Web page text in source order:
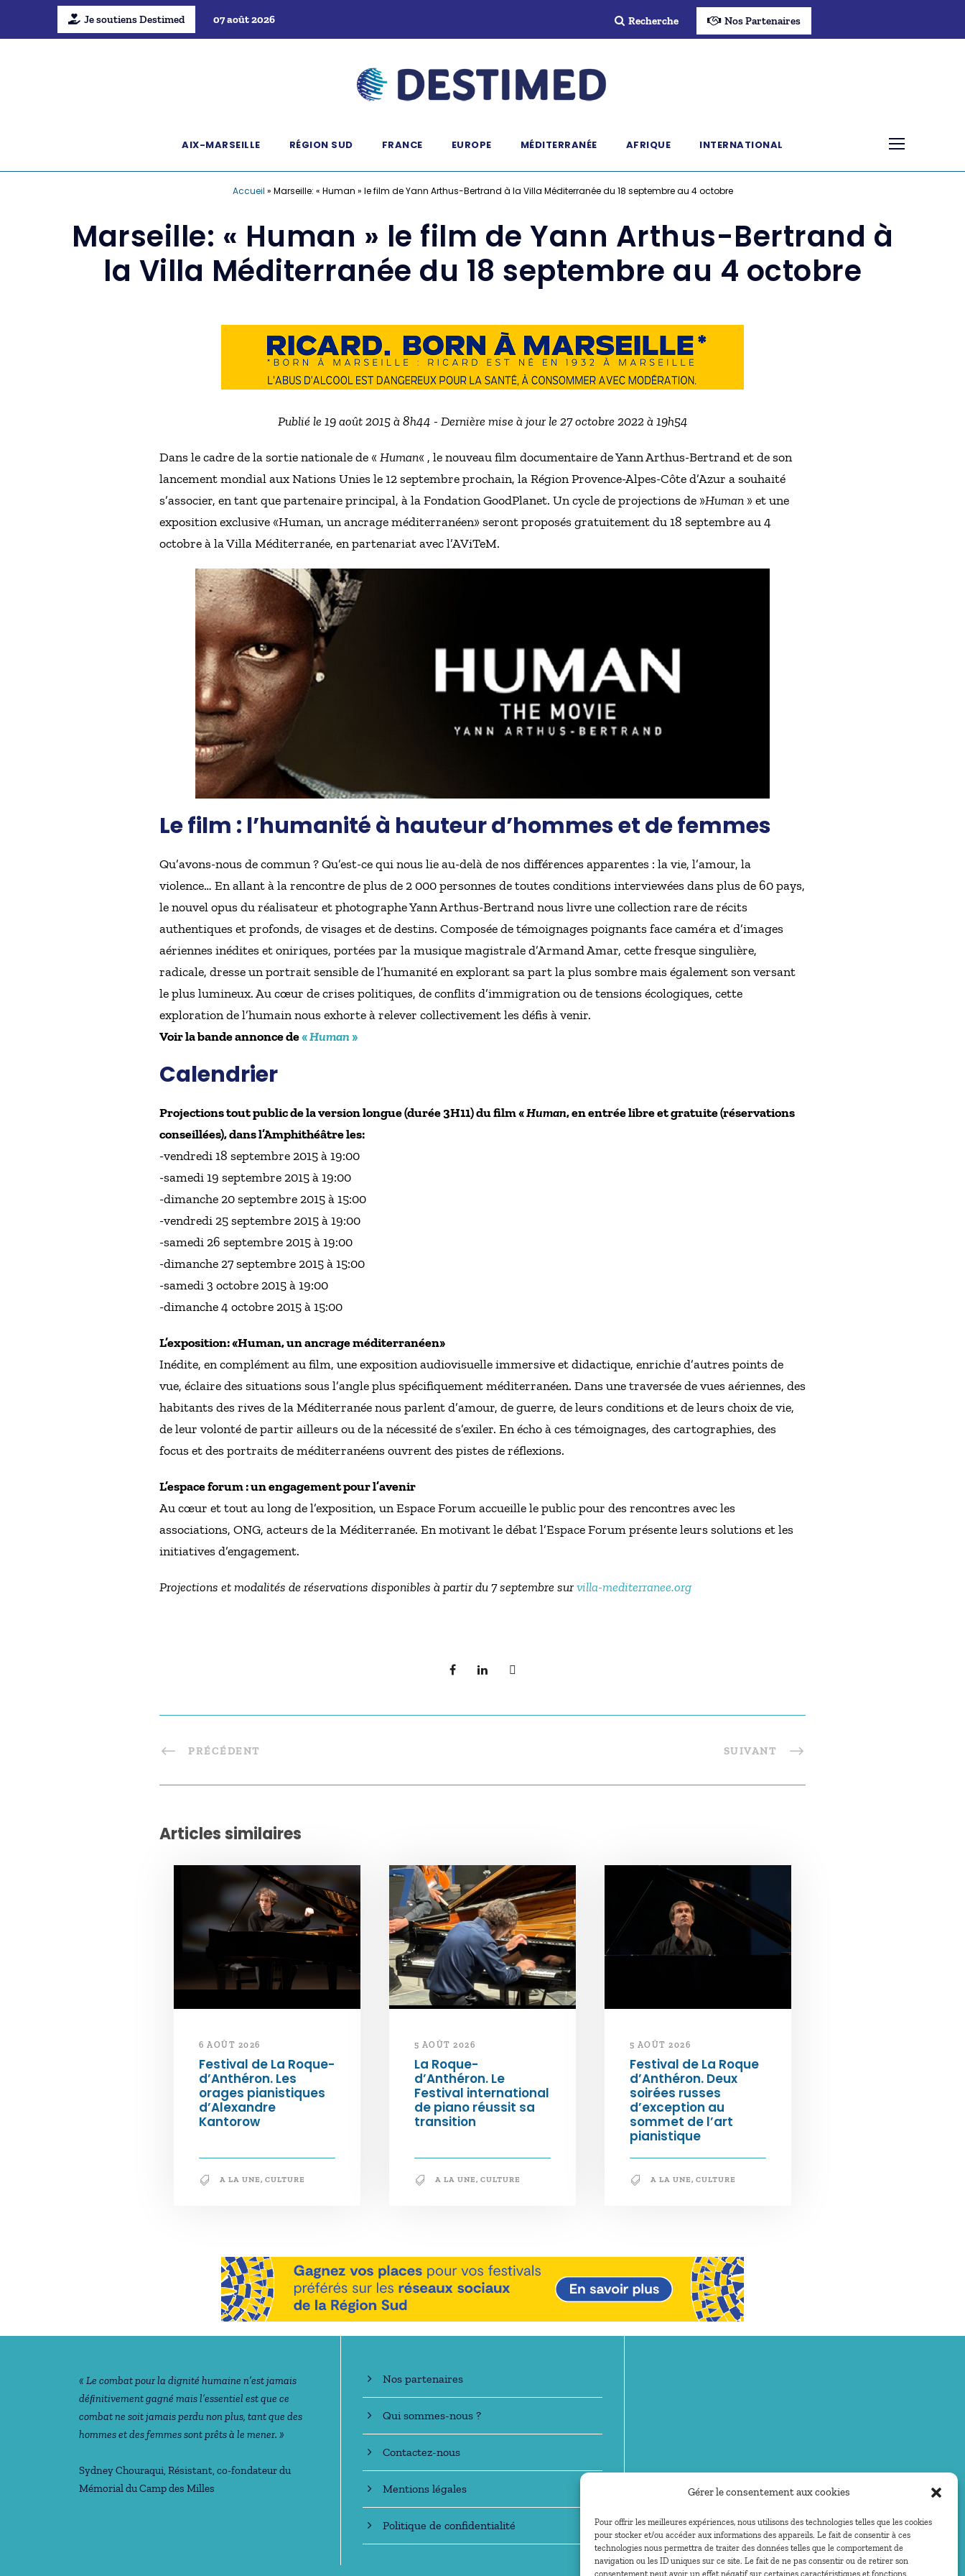
Gérer le consentement aux cookies
Pour offrir les meilleures expériences, nous utilisons des technologies telles que les cookies
pour stocker et/ou accéder aux informations des appareils. Le fait de consentir à ces
technologies nous permettra de traiter des données telles que le comportement de
navigation ou les ID uniques sur ce site. Le fait de ne pas consentir ou de retirer son
consentement peut avoir un effet négatif sur certaines caractéristiques et fonctions.
Je soutiens Destimed 07 août 2026 Recherche Nos Partenaires
AIX-MARSEILLE RÉGION SUD FRANCE EUROPE MÉDITERRANÉE AFRIQUE INTERNATIONAL
Accueil » Marseille: « Human » le film de Yann Arthus-Bertrand à la Villa Méditerranée du 18 septembre au 4 octobre
Marseille: « Human » le film de Yann Arthus-Bertrand à
la Villa Méditerranée du 18 septembre au 4 octobre
Publié le 19 août 2015 à 8h44 - Dernière mise à jour le 27 octobre 2022 à 19h54
Dans le cadre de la sortie nationale de « Human« , le nouveau film documentaire de Yann Arthus-Bertrand et de son
lancement mondial aux Nations Unies le 12 septembre prochain, la Région Provence-Alpes-Côte d’Azur a souhaité
s’associer, en tant que partenaire principal, à la Fondation GoodPlanet. Un cycle de projections de »Human » et une
exposition exclusive «Human, un ancrage méditerranéen» seront proposés gratuitement du 18 septembre au 4
octobre à la Villa Méditerranée, en partenariat avec l’AViTeM.
Le film : l’humanité à hauteur d’hommes et de femmes
Qu’avons-nous de commun ? Qu’est-ce qui nous lie au-delà de nos différences apparentes : la vie, l’amour, la
violence… En allant à la rencontre de plus de 2 000 personnes de toutes conditions interviewées dans plus de 60 pays,
le nouvel opus du réalisateur et photographe Yann Arthus-Bertrand nous livre une collection rare de récits
authentiques et profonds, de visages et de destins. Composée de témoignages poignants face caméra et d’images
aériennes inédites et oniriques, portées par la musique magistrale d’Armand Amar, cette fresque singulière,
radicale, dresse un portrait sensible de l’humanité en explorant sa part la plus sombre mais également son versant
le plus lumineux. Au cœur de crises politiques, de conflits d’immigration ou de tensions écologiques, cette
exploration de l’humain nous exhorte à relever collectivement les défis à venir.
Voir la bande annonce de«Human»
Calendrier
Projections tout public de la version longue (durée 3H11) du film «Human, en entrée libre et gratuite (réservations
conseillées), dans l’Amphithéâtre les:
-vendredi 18 septembre 2015 à 19:00
-samedi 19 septembre 2015 à 19:00
-dimanche 20 septembre 2015 à 15:00
-vendredi 25 septembre 2015 à 19:00
-samedi 26 septembre 2015 à 19:00
-dimanche 27 septembre 2015 à 15:00
-samedi 3 octobre 2015 à 19:00
-dimanche 4 octobre 2015 à 15:00
L’exposition: «Human, un ancrage méditerranéen»
Inédite, en complément au film, une exposition audiovisuelle immersive et didactique, enrichie d’autres points de
vue, éclaire des situations sous l’angle plus spécifiquement méditerranéen. Dans une traversée de vues aériennes, des
habitants des rives de la Méditerranée nous parlent d’amour, de guerre, de leurs conditions et de leurs choix de vie,
de leur volonté de partir ailleurs ou de la nécessité de s’exiler. En écho à ces témoignages, des cartographies, des
focus et des portraits de méditerranéens ouvrent des pistes de réflexions.
L’espace forum : un engagement pour l’avenir
Au cœur et tout au long de l’exposition, un Espace Forum accueille le public pour des rencontres avec les
associations, ONG, acteurs de la Méditerranée. En motivant le débat l’Espace Forum présente leurs solutions et les
initiatives d’engagement.
Projections et modalités de réservations disponibles à partir du 7 septembre survilla-mediterranee.org
PRÉCÉDENT SUIVANT
Articles similaires
6 AOÛT 2026
Festival de La Roque-
d’Anthéron. Les
orages pianistiques
d’Alexandre
Kantorow
A LA UNE, CULTURE
5 AOÛT 2026
La Roque-
d’Anthéron. Le
Festival international
de piano réussit sa
transition
A LA UNE, CULTURE
5 AOÛT 2026
Festival de La Roque
d’Anthéron. Deux
soirées russes
d’exception au
sommet de l’art
pianistique
A LA UNE, CULTURE
Notre philosophie
« Le combat pour la dignité humaine n’est jamais
déﬁnitivement gagné mais l’essentiel est que ce
combat ne soit jamais perdu non plus, tant que des
hommes et des femmes sont prêts à le mener. »
Sydney Chouraqui, Résistant, co-fondateur du
Mémorial du Camp des Milles
En savoir +
Nos partenaires
Qui sommes-nous ?
Contactez-nous
Mentions légales
Politique de confidentialité